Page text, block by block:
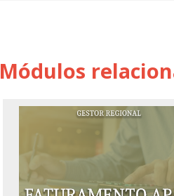
Módulos